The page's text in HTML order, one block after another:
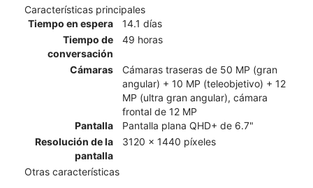
Características principales
Tiempo en espera
14.1 días
Tiempo de
conversación
49 horas
Cámaras
Cámaras traseras de 50 MP (gran
angular) + 10 MP (teleobjetivo) + 12
MP (ultra gran angular), cámara
frontal de 12 MP
Pantalla
Pantalla plana QHD+ de 6.7"
Resolución de la
pantalla
3120 x 1440 píxeles
Otras características